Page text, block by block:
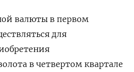
валюты в первом
для
в четвертом квартале